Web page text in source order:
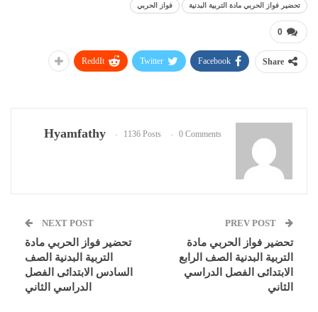
تحضير فواز الحربي مادة التربية البدنية فواز الحربي
0
Share
Facebook
Twitter
ReddIt
Hyamfathy 1136 Posts 0 Comments
تحضير فواز الحربي مادة
التربية البدنية الصف الرابع
الابتدائى الفصل الدراسي
الثاني
NEXT POST
تحضير فواز الحربي مادة
التربية البدنية الصف
السادس الابتدائى الفصل
الدراسي الثاني